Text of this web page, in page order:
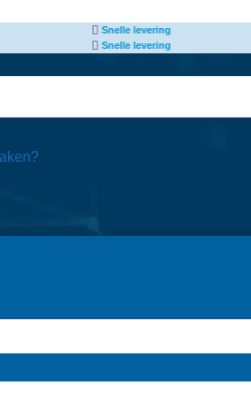
Afhalen van producten mogelijk
Afhalen van producten mogelijk